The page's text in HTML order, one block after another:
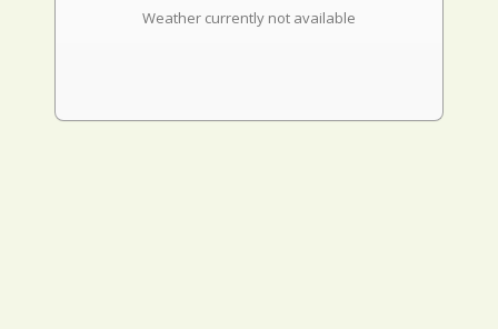
Weather currently not available